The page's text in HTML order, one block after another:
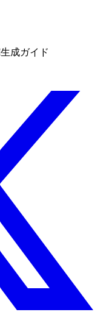
成ガイド